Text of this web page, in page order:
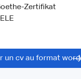
Zertifikat
un cv au format word